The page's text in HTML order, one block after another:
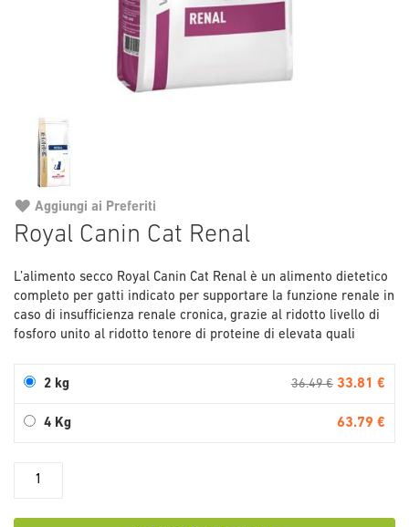
Royal Canin Cat Renal
L’alimento secco Royal Canin Cat Renal è un alimento dietetico
completo per gatti indicato per supportare la funzione renale in
caso di insufficienza renale cronica, grazie al ridotto livello di
fosforo unito al ridotto tenore di proteine di elevata quali
2 kg 36.49 € 33.81 €
4 Kg 63.79 €
Aggiungi ai Preferiti
all'inizio
galleria
di
immagini